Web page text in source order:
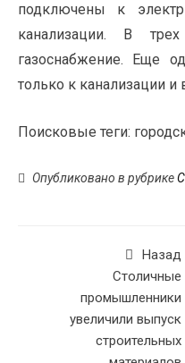
подключены к
канализации. В
газоснабжение. Еще
только к канализации
Поисковые теги:
Опубликовано в рубрике
Назад
Cтоличные
промышленники
увеличили выпуск
строительных